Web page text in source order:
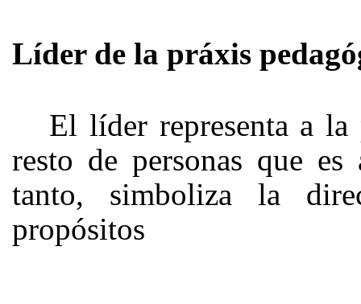
Líder de la práxis
El líder representa a la
resto de personas que
tanto, simboliza la
propósitos